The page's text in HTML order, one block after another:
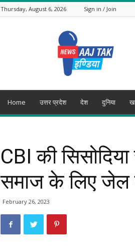
Thursday, August 6, 2026 Sign in / Join
India
Home उत्तर प्रदेश देश दुनिया
CBI की
समाज के लिए जेल
February 26, 2023